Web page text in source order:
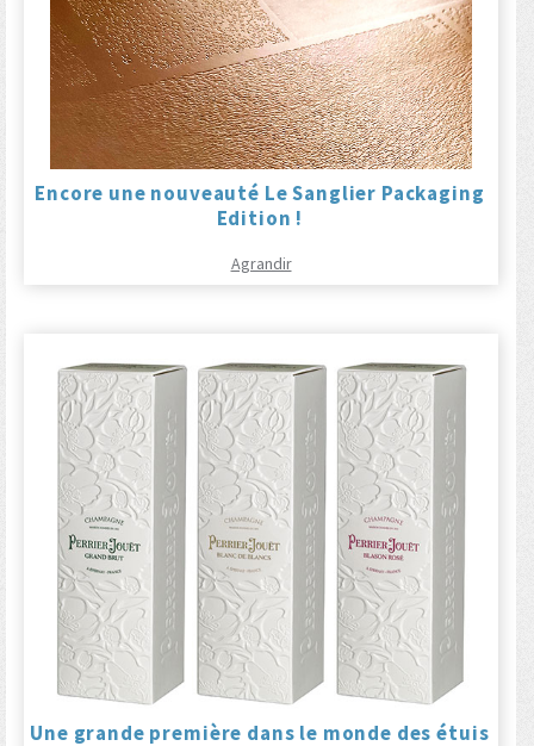
Encore une nouveauté Le Sanglier Packaging
Edition !
Agrandir
Une grande première dans le monde des étuis